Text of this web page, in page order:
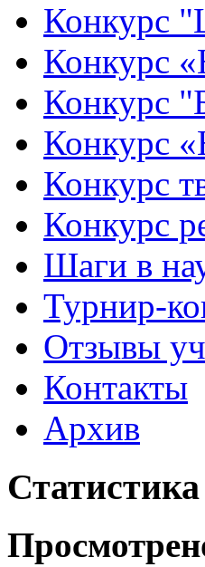
Конкурс
Конкурс
Конкурс
Конкурс
Конкурс
Конкурс
Шаги в
Турнир-
Отзывы
Контакты
Архив
Статистика